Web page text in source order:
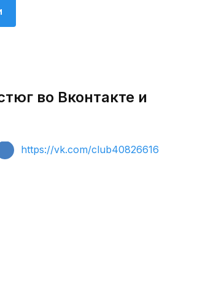
во Вконтакте и
https://vk.com/club40826616